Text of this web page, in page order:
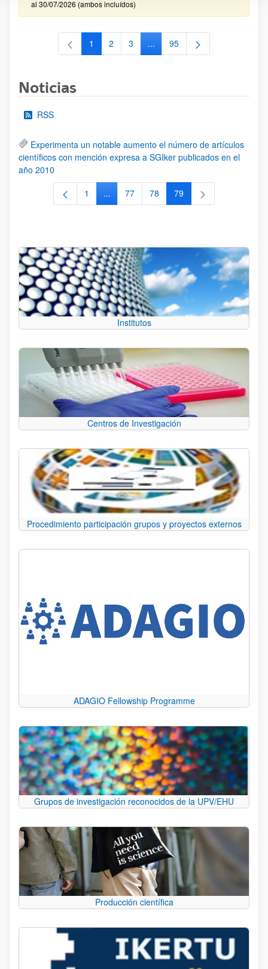
al 30/07/2026 (ambos incluídos)
Página
1 Página
2 Página
3 ...Páginas intermedias Use TAB
Página
95
Noticias
RSS
Experimenta un notable aumento el número de artículos
científicos con mención expresa a SGIker publicados en el
año 2010
Página
1 ...Páginas intermedias Use TAB para
Página
77 Página
78 Página
79
Institutos
Centros de Investigación
Procedimiento participación grupos y proyectos externos
ADAGIO Fellowship Programme
Grupos de investigación reconocidos de la UPV/EHU
Producción científica